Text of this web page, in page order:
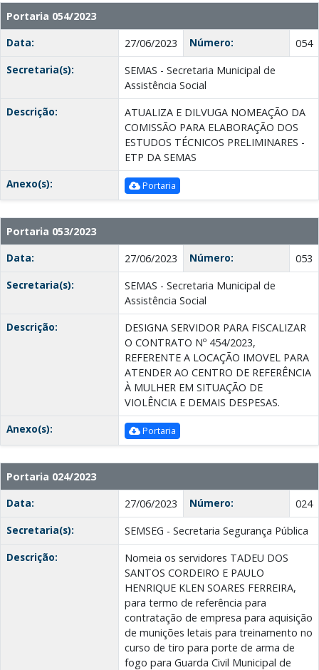
Portaria 054/2023
Data:
27/06/2023 Número:
054
Secretaria(s):
SEMAS - Secretaria Municipal de
Assistência Social
Descrição:
ATUALIZA E DILVUGA NOMEAÇÃO DA
COMISSÃO PARA ELABORAÇÃO DOS
ESTUDOS TÉCNICOS PRELIMINARES -
ETP DA SEMAS
Anexo(s):
Portaria
Portaria 053/2023
Data:
27/06/2023 Número:
053
Secretaria(s):
SEMAS - Secretaria Municipal de
Assistência Social
Descrição:
DESIGNA SERVIDOR PARA FISCALIZAR
O CONTRATO Nº 454/2023,
REFERENTE A LOCAÇÃO IMOVEL PARA
ATENDER AO CENTRO DE REFERÊNCIA
À MULHER EM SITUAÇÃO DE
VIOLÊNCIA E DEMAIS DESPESAS.
Anexo(s):
Portaria
Portaria 024/2023
Data:
27/06/2023 Número:
024
Secretaria(s):
SEMSEG - Secretaria Segurança Pública
Descrição:
Nomeia os servidores TADEU DOS
SANTOS CORDEIRO E PAULO
HENRIQUE KLEN SOARES FERREIRA,
para termo de referência para
contratação de empresa para aquisição
de munições letais para treinamento no
curso de tiro para porte de arma de
fogo para Guarda Civil Municipal de